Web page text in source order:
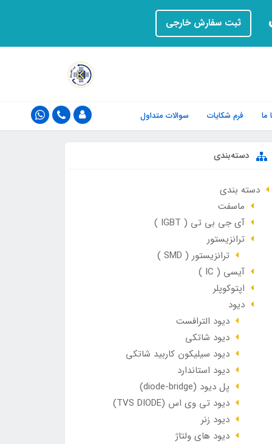
ثبت سفارش خارجی
ما فرم‌ شکایات سوالات متداول
دسته‌بندی
دسته بندی
ماسفت
آی جی بی تی ( IGBT )
ترانزیستور
ترانزیستور ( SMD )
آیسی ( IC )
اپتوکوپلر
دیود
دیود الترافست
دیود شاتکی
دیود سیلیکون کاربید شاتکی
دیود استاندارد
پل دیود (diode-bridge)
دیود تی وی اس (TVS DIODE)
دیود زنر
دیود های ولتاژ